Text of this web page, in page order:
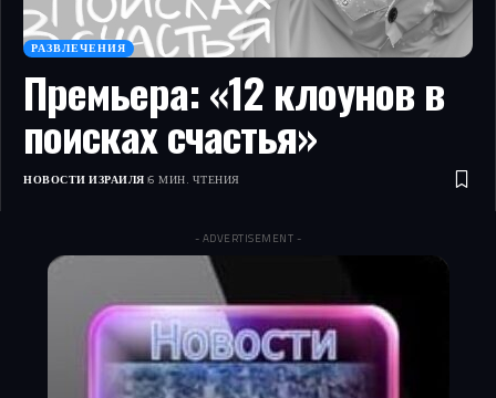
РАЗВЛЕЧЕНИЯ
Премьера: «12 клоунов в
поисках счастья»
НОВОСТИ ИЗРАИЛЯ 6 МИН. ЧТЕНИЯ
- ADVERTISEMENT -